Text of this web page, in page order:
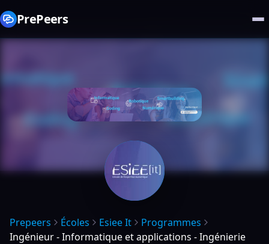
PrePeers
Prepeers Écoles Esiee It
Programmes
Ingénieur - Informatique et applications - Ingénierie